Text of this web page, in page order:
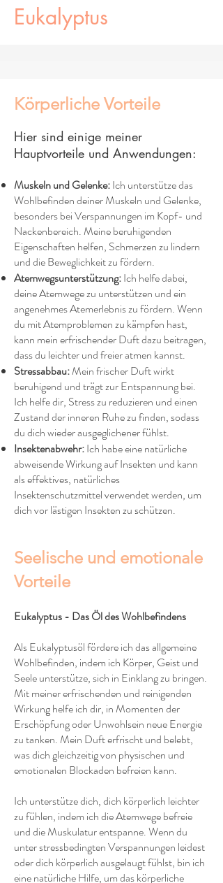
Eukalyptus
Körperliche Vorteile
Hier sind einige meiner
Hauptvorteile und Anwendungen:
Muskeln und Gelenke:Ich unterstütze das
Wohlbefinden deiner Muskeln und Gelenke,
besonders bei Verspannungen im Kopf- und
Nackenbereich. Meine beruhigenden
Eigenschaften helfen, Schmerzen zu lindern
und die Beweglichkeit zu fördern.
Atemwegsunterstützung:Ich helfe dabei,
deine Atemwege zu unterstützen und ein
angenehmes Atemerlebnis zu fördern. Wenn
du mit Atemproblemen zu kämpfen hast,
kann mein erfrischender Duft dazu beitragen,
dass du leichter und freier atmen kannst.
Stressabbau:Mein frischer Duft wirkt
beruhigend und trägt zur Entspannung bei.
Ich helfe dir, Stress zu reduzieren und einen
Zustand der inneren Ruhe zu finden, sodass
du dich wieder ausgeglichener fühlst.
Insektenabwehr:Ich habe eine natürliche
abweisende Wirkung auf Insekten und kann
als effektives, natürliches
Insektenschutzmittel verwendet werden, um
dich vor lästigen Insekten zu schützen.
Seelische und emotionale
Vorteile
Eukalyptus - Das Öl des Wohlbefindens
Als Eukalyptusöl fördere ich das allgemeine
Wohlbefinden, indem ich Körper, Geist und
Seele unterstütze, sich in Einklang zu bringen.
Mit meiner erfrischenden und reinigenden
Wirkung helfe ich dir, in Momenten der
Erschöpfung oder Unwohlsein neue Energie
zu tanken. Mein Duft erfrischt und belebt,
was dich gleichzeitig von physischen und
emotionalen Blockaden befreien kann.
Ich unterstütze dich, dich körperlich leichter
zu fühlen, indem ich die Atemwege befreie
und die Muskulatur entspanne. Wenn du
unter stressbedingten Verspannungen leidest
oder dich körperlich ausgelaugt fühlst, bin ich
eine natürliche Hilfe, um das körperliche